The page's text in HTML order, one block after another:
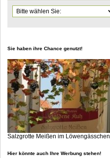
Zielseite
Sie haben ihre Chance genutzt!
Salzgrotte Meißen im Löwengässchen
Hier könnte auch Ihre Werbung stehen!